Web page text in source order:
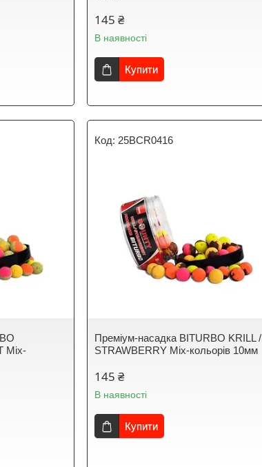
145 ₴
В наявності
Купити
Mix-
25BCR0416
Преміум-насадка BITURBO KRILL /
STRAWBERRY Mix-кольорів 10мм
145 ₴
В наявності
Купити